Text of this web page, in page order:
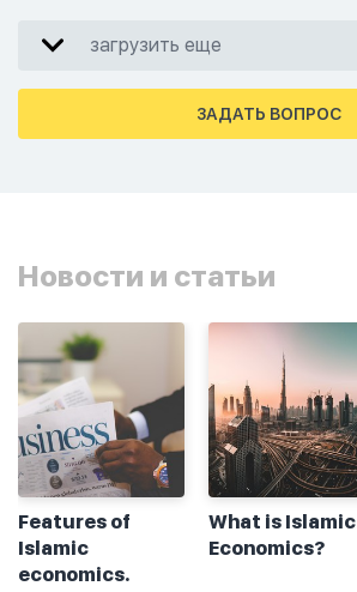
загрузить еще
ЗАДАТЬ ВОПРОС
Новости и статьи
Features of
Islamic
economics.
What is Islamic
Economics?